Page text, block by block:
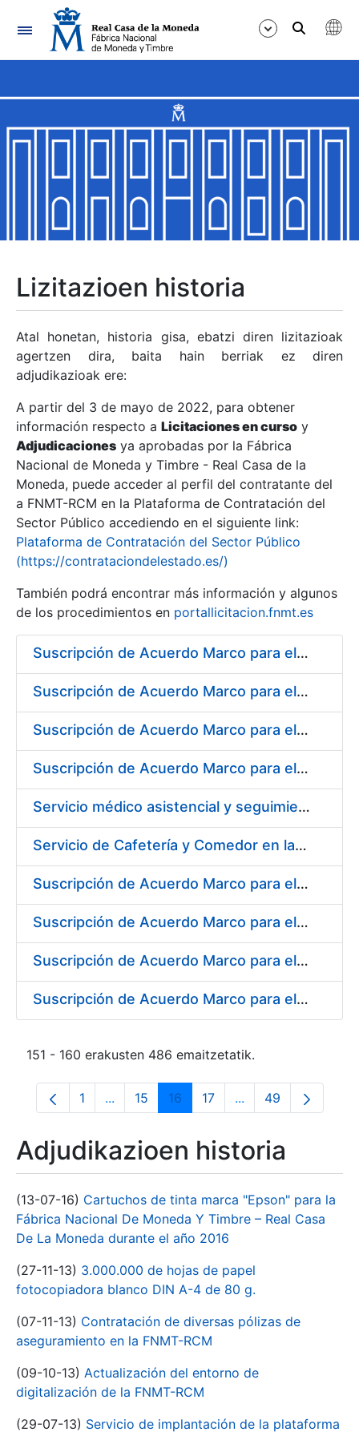
Nabigazioa
Erakutsi/Ezkutatu
Erakutsi/Ezkutatu
Erakutsi/Ezkutatu
Erakutsi/Ezkutatu
Erakutsi/Ezkutatu
Erakutsi/Ezkutatu
Erakutsi/Ezkutatu
Erakutsi/Ezkutatu
Lizitazioen historia
Atal honetan, historia gisa, ebatzi diren lizitazioak
agertzen dira, baita hain berriak ez diren
adjudikazioak ere:
A partir del 3 de mayo de 2022, para obtener
información respecto a Licitaciones en curso y
Adjudicaciones ya aprobadas por la Fábrica
Nacional de Moneda y Timbre - Real Casa de la
Moneda, puede acceder al perfil del contratante del
a FNMT-RCM en la Plataforma de Contratación del
Sector Público accediendo en el siguiente link:
Plataforma de Contratación del Sector Público
(https://contrataciondelestado.es/)
También podrá encontrar más información y algunos
de los procedimientos en portallicitacion.fnmt.es
Suscripción de Acuerdo Marco para el Suministro de Acero para la fabricación de puntas para troqueles, punzones y matrices
Suscripción de Acuerdo Marco para el Suministro de Rodamientos y material de Transmisión para la Fábrica de Papel de Seguridad de la FNMT-RCM en Burgos
Suscripción de Acuerdo Marco para el Suministro de Material de Ferretería para la Fábrica de Papel de Seguridad de la FNMT-RCM en Burgos
Suscripción de Acuerdo Marco para el Suministro de Material de Electricidad para la Fábrica de Papel de Seguridad de la FNMT-RCM en Burgos
Servicio médico asistencial y seguimiento del absentismo laboral para la FNMT-RCM en su sede de Burgos
Servicio de Cafetería y Comedor en la Sede Central de la Fábrica Nacional de Moneda y Timbre-Real Casa de la Moneda en Madrid
Suscripción de Acuerdo Marco para el Suministro de Herramienta y Materiales Específicos para Mecanizado
Suscripción de Acuerdo Marco para el Suministro de Material de Electricidad
Suscripción de Acuerdo Marco para el Suministro de Repuestos Específicos de Maquinaria
Suscripción de Acuerdo Marco para el Suministro de Material de Transmisiones de Potencia, Rodamientos, Estanqueidad e Hidráulica
151 - 160 erakusten 486 emaitzetatik.
Orrialdea
1 ...Intermediate Pages Use TAB to navigate.
Orrialdea
15 Orrialdea
16 Orrialdea
17 ...Intermediate
Orrialdea
49
Adjudikazioen historia
(13-07-16) Cartuchos de tinta marca "Epson" para la
Fábrica Nacional De Moneda Y Timbre – Real Casa
De La Moneda durante el año 2016
(27-11-13) 3.000.000 de hojas de papel
fotocopiadora blanco DIN A-4 de 80 g.
(07-11-13) Contratación de diversas pólizas de
aseguramiento en la FNMT-RCM
(09-10-13) Actualización del entorno de
digitalización de la FNMT-RCM
(29-07-13) Servicio de implantación de la plataforma